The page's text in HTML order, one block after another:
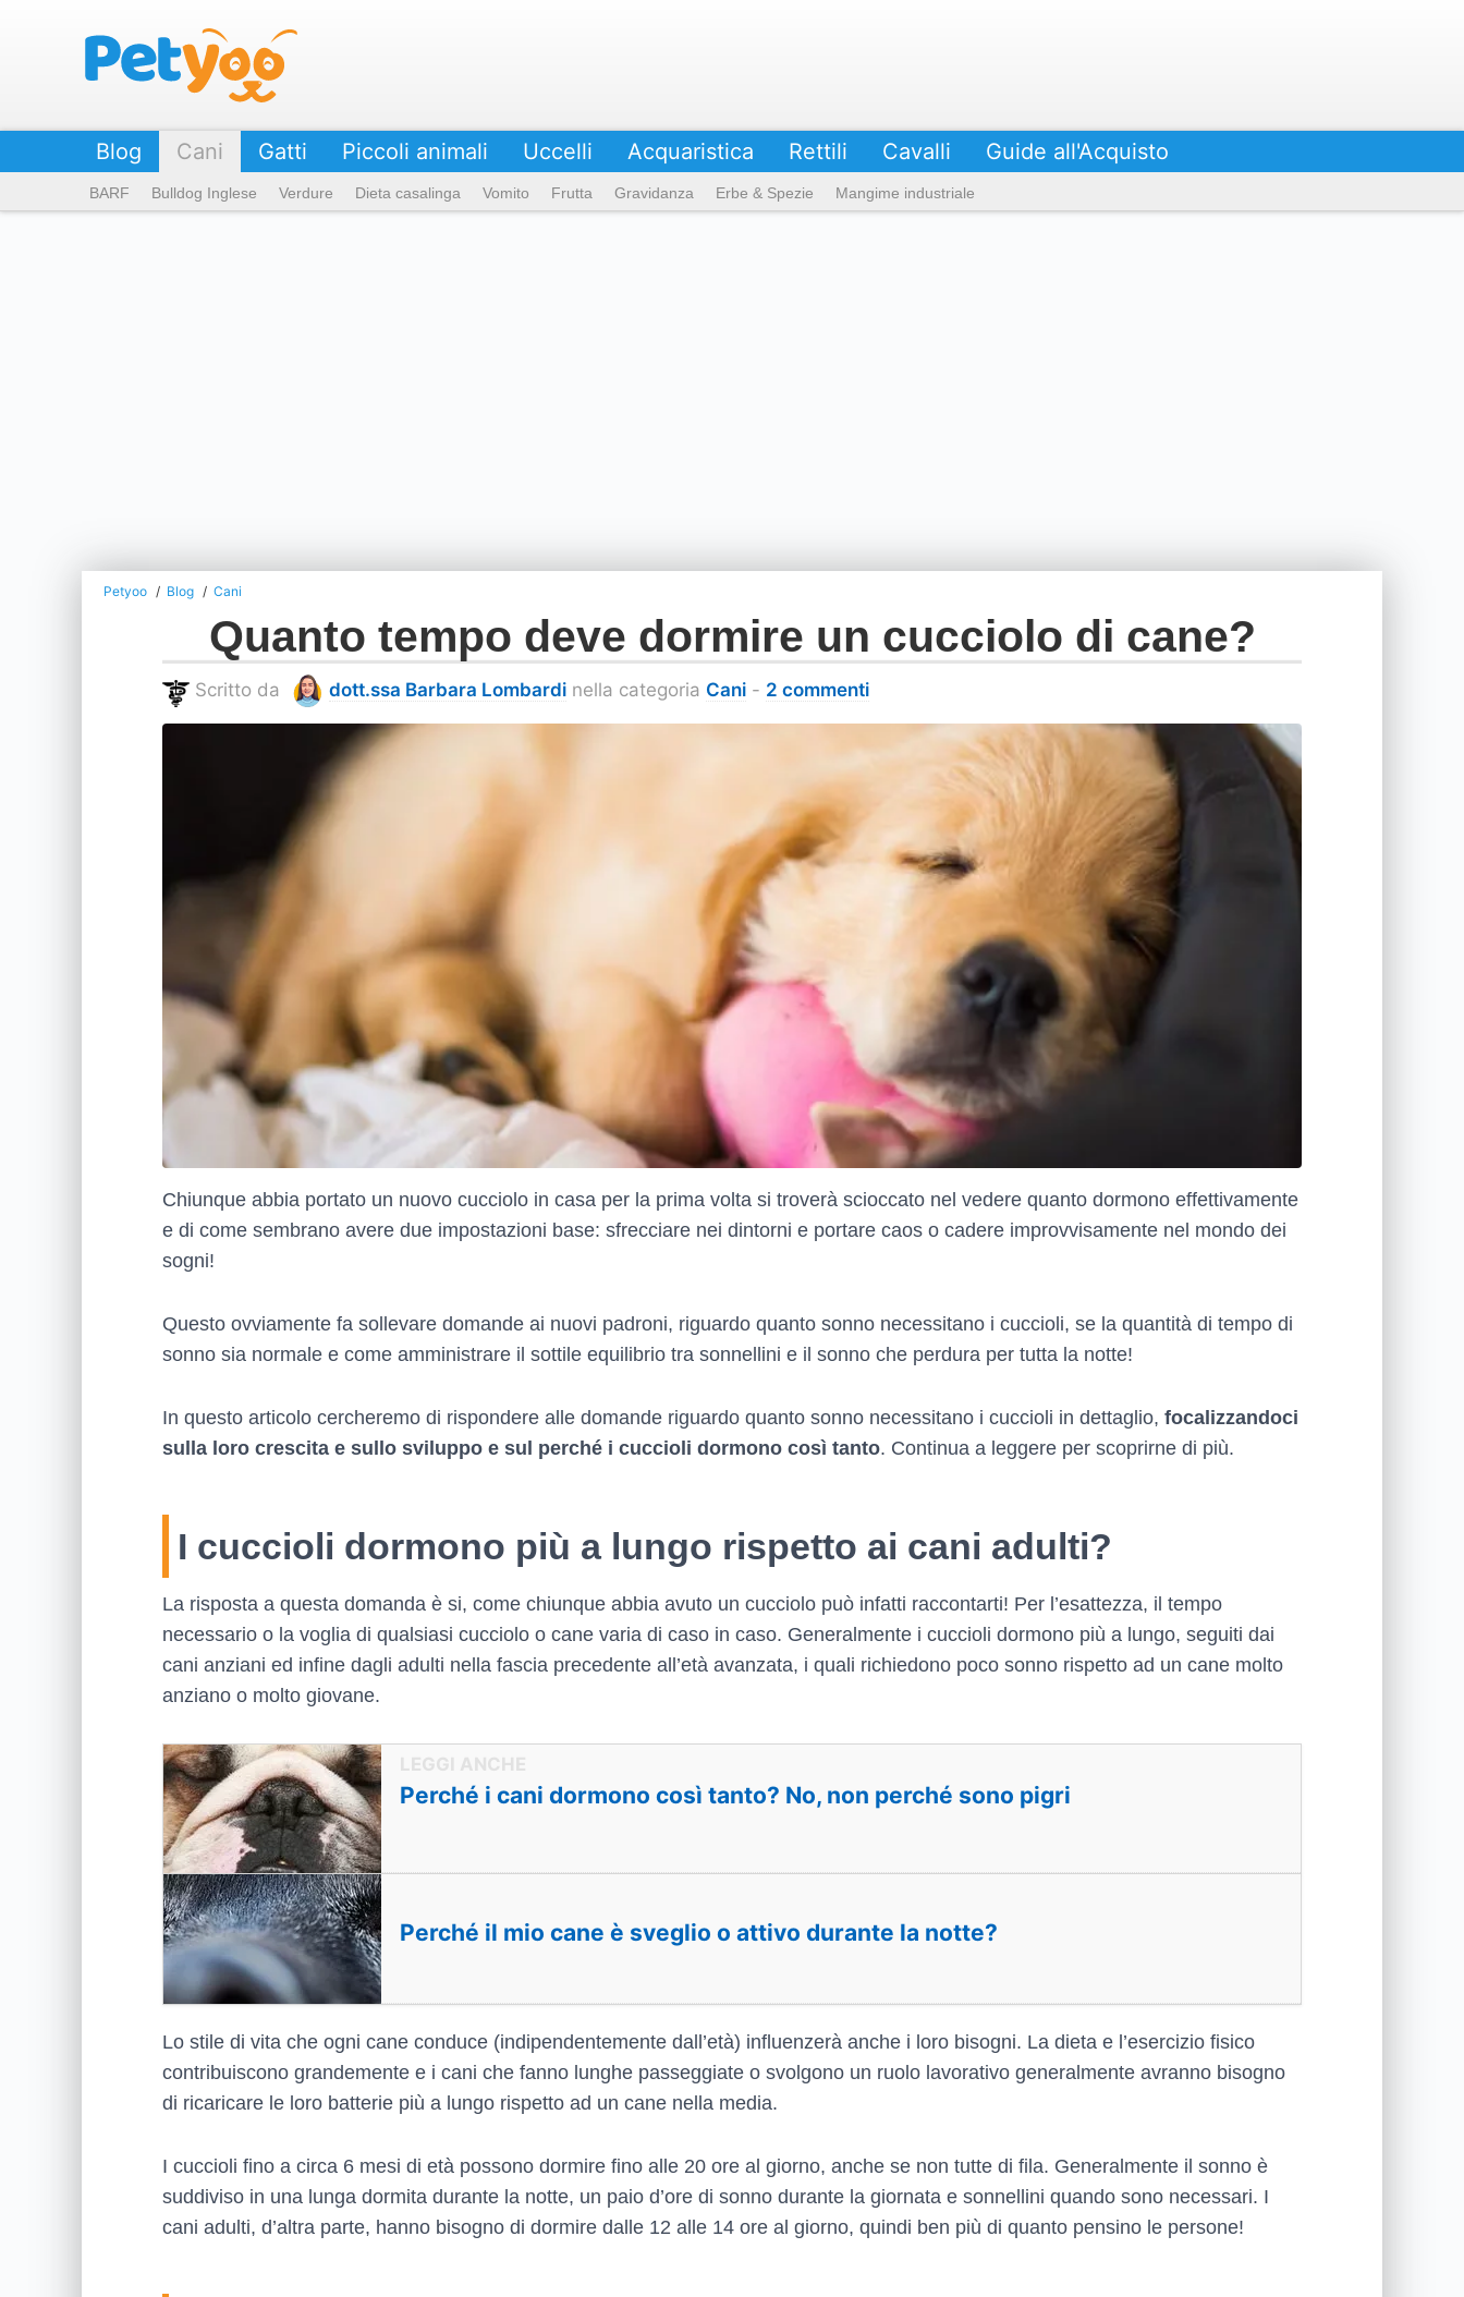
Blog Cani
BARF Bulldog Inglese Verdure Dieta casalinga Vomito Frutta Gravidanza Erbe & Spezie Mangime industriale
Gatti Piccoli animali Uccelli Acquaristica Rettili Cavalli Guide all'Acquisto
Petyoo Blog Cani
Quanto tempo deve dormire un cucciolo di cane?
Scritto da dott.ssa Barbara Lombardi nella categoria Cani - 2 commenti
Chiunque abbia portato un nuovo cucciolo in casa per la prima volta si troverà scioccato nel vedere quanto dormono effettivamente
e di come sembrano avere due impostazioni base: sfrecciare nei dintorni e portare caos o cadere improvvisamente nel mondo dei
sogni!
Questo ovviamente fa sollevare domande ai nuovi padroni, riguardo quanto sonno necessitano i cuccioli, se la quantità di tempo di
sonno sia normale e come amministrare il sottile equilibrio tra sonnellini e il sonno che perdura per tutta la notte!
In questo articolo cercheremo di rispondere alle domande riguardo quanto sonno necessitano i cuccioli in dettaglio, focalizzandoci
sulla loro crescita e sullo sviluppo e sul perché i cuccioli dormono così tanto. Continua a leggere per scoprirne di più.
I cuccioli dormono più a lungo rispetto ai cani adulti?
La risposta a questa domanda è si, come chiunque abbia avuto un cucciolo può infatti raccontarti! Per l’esattezza, il tempo
necessario o la voglia di qualsiasi cucciolo o cane varia di caso in caso. Generalmente i cuccioli dormono più a lungo, seguiti dai
cani anziani ed infine dagli adulti nella fascia precedente all’età avanzata, i quali richiedono poco sonno rispetto ad un cane molto
anziano o molto giovane.
Perché i cani dormono così tanto? No, non perché sono pigri
Perché il mio cane è sveglio o attivo durante la notte?
Lo stile di vita che ogni cane conduce (indipendentemente dall’età) influenzerà anche i loro bisogni. La dieta e l’esercizio fisico
contribuiscono grandemente e i cani che fanno lunghe passeggiate o svolgono un ruolo lavorativo generalmente avranno bisogno
di ricaricare le loro batterie più a lungo rispetto ad un cane nella media.
I cuccioli fino a circa 6 mesi di età possono dormire fino alle 20 ore al giorno, anche se non tutte di fila. Generalmente il sonno è
suddiviso in una lunga dormita durante la notte, un paio d’ore di sonno durante la giornata e sonnellini quando sono necessari. I
cani adulti, d’altra parte, hanno bisogno di dormire dalle 12 alle 14 ore al giorno, quindi ben più di quanto pensino le persone!